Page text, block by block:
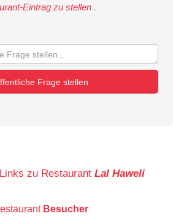
Eintrag zu stellen .
Frage stellen
nicht veröffentlicht)
zu Restaurant Lal Haweli
Besucher